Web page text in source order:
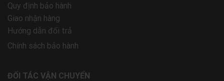
Quy định bảo hành
Giao nhận hàng
Hướng dẫn đổi trả
Chính sách bảo hành
ĐỐI TÁC VẬN CHUYỂN